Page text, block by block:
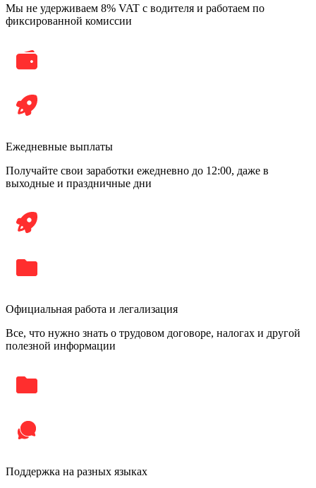
Мы не удерживаем 8% VAT с водителя и работаем по
фиксированной комиссии
Ежедневные выплаты
Получайте свои заработки ежедневно до 12:00, даже в
выходные и праздничные дни
Официальная работа и легализация
Все, что нужно знать о трудовом договоре, налогах и другой
полезной информации
Поддержка на разных языках